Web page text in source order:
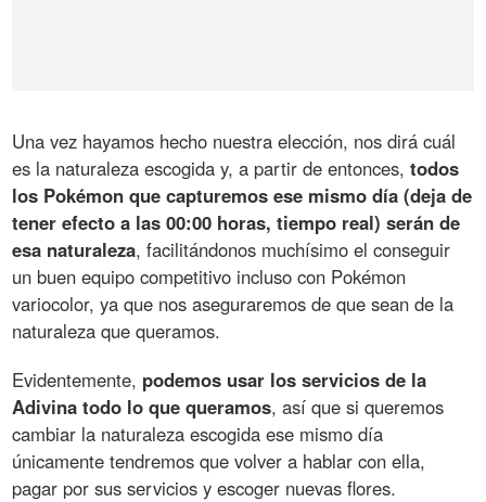
Una vez hayamos hecho nuestra elección, nos dirá cuál
es la naturaleza escogida y, a partir de entonces,todos
los Pokémon que capturemos ese mismo día (deja de
tener efecto a las 00:00 horas, tiempo real) serán de
esa naturaleza, facilitándonos muchísimo el conseguir
un buen equipo competitivo incluso con Pokémon
variocolor, ya que nos aseguraremos de que sean de la
naturaleza que queramos.
Evidentemente, podemos usar los servicios de la
Adivina todo lo que queramos, así que si queremos
cambiar la naturaleza escogida ese mismo día
únicamente tendremos que volver a hablar con ella,
pagar por sus servicios y escoger nuevas flores.